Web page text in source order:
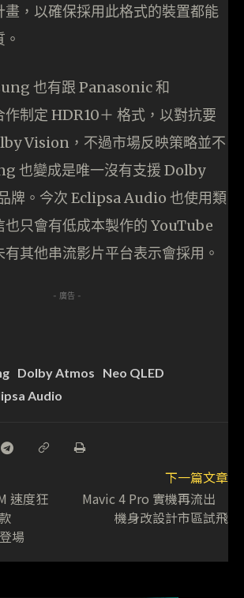
畫，以確保採用此格式的裝置都能
也有跟 Panasonic 和
制定 HDR10＋ 格式，以對抗要
Vision，不過市場反映策略並不
也變成是唯一沒有支援 Dolby
牌。今次 Eclipsa Audio 也使用類
也只會有低成本製作的 YouTube
其他串流影片平台表示會採用。
- 廣告 -
Dolby Atmos
Neo QLED
Audio
速度狂
場
下一篇文章
Mavic 4 Pro 實機再流出
機身改設計市區試飛